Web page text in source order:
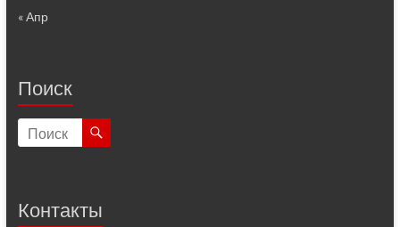
« Апр
Поиск
Контакты